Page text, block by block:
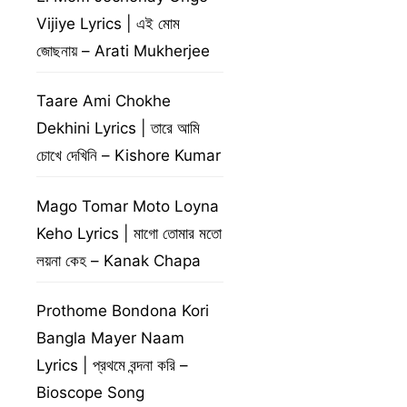
Vijiye Lyrics | এই মোম
জোছনায় – Arati Mukherjee
Taare Ami Chokhe
Dekhini Lyrics | তারে আমি
চোখে দেখিনি – Kishore Kumar
Mago Tomar Moto Loyna
Keho Lyrics | মাগো তোমার মতো
লয়না কেহ – Kanak Chapa
Prothome Bondona Kori
Bangla Mayer Naam
Lyrics | প্রথমে বন্দনা করি –
Bioscope Song